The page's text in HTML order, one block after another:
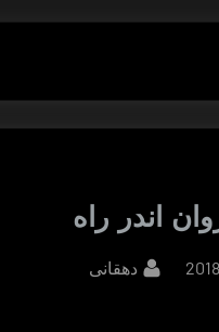
اندر راه
By
دهقانی